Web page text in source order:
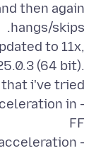
then again
to 11x,
(64 bit).
in